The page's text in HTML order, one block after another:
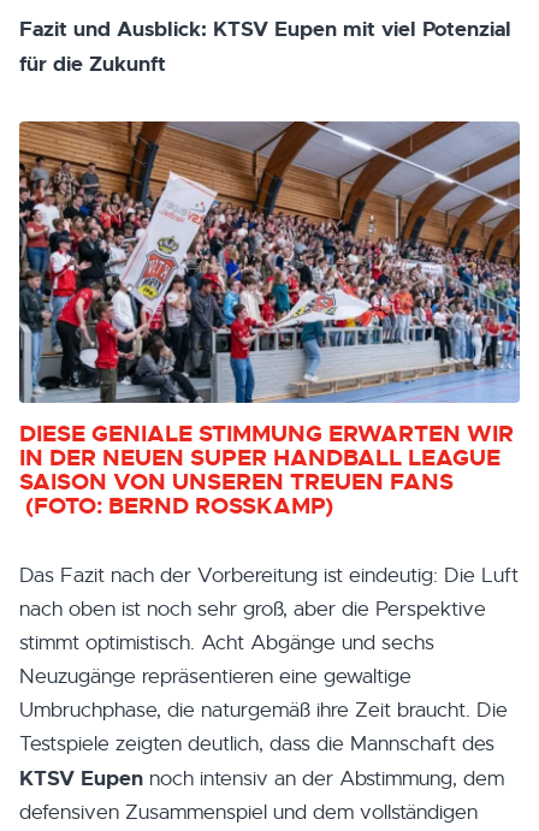
Fazit und Ausblick: KTSV Eupen mit viel Potenzial
für die Zukunft
DIESE GENIALE STIMMUNG ERWARTEN WIR
IN DER NEUEN SUPER HANDBALL LEAGUE
SAISON VON UNSEREN TREUEN FANS
(FOTO: BERND ROSSKAMP)
Das Fazit nach der Vorbereitung ist eindeutig: Die Luft
nach oben ist noch sehr groß, aber die Perspektive
stimmt optimistisch. Acht Abgänge und sechs
Neuzugänge repräsentieren eine gewaltige
Umbruchphase, die naturgemäß ihre Zeit braucht. Die
Testspiele zeigten deutlich, dass die Mannschaft des
KTSV Eupen noch intensiv an der Abstimmung, dem
defensiven Zusammenspiel und dem vollständigen